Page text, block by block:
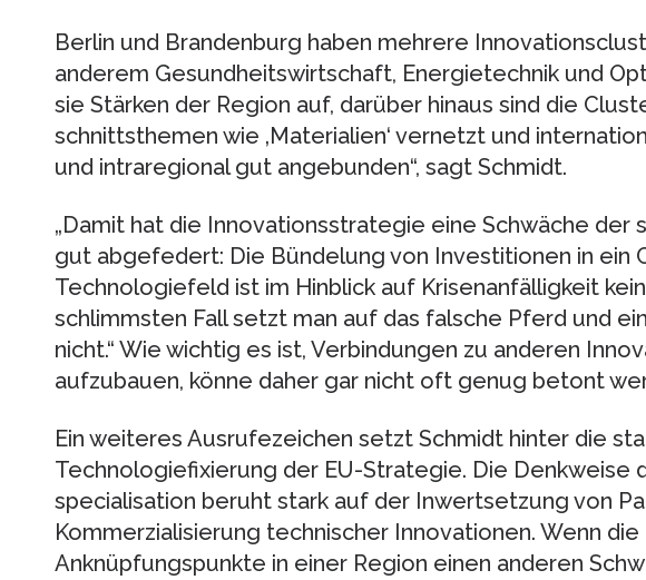
Berlin und Brandenburg haben mehrere
anderem Gesundheitswirtschaft, Energietechnik und
sie Stärken der Region auf, darüber hinaus sind die
schnittsthemen wie ‚Materialien‘ vernetzt und
und intraregional gut angebunden“, sagt Schmidt.
„Damit hat die Innovationsstrategie eine Schwäche der
gut abgefedert: Die Bündelung von Investitionen in ein
Technologiefeld ist im Hinblick auf Krisenanfälligkeit
schlimmsten Fall setzt man auf das falsche Pferd und
nicht.“ Wie wichtig es ist, Verbindungen zu anderen
aufzubauen, könne daher gar nicht oft genug betont
Ein weiteres Ausrufezeichen setzt Schmidt hinter die
Technologiefixierung der EU-Strategie. Die Denkweise
specialisation beruht stark auf der Inwertsetzung von
Kommerzialisierung technischer Innovationen. Wenn die
Anknüpfungspunkte in einer Region einen anderen